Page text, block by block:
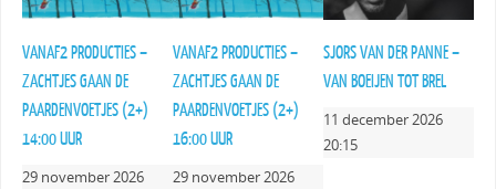
VANAF2 PRODUCTIES –
ZACHTJES GAAN DE
PAARDENVOETJES (2+)
14:00 UUR
29 november 2026
VANAF2 PRODUCTIES –
ZACHTJES GAAN DE
PAARDENVOETJES (2+)
16:00 UUR
29 november 2026
SJORS VAN DER PANNE –
VAN BOEIJEN TOT BREL
11 december 2026
20:15